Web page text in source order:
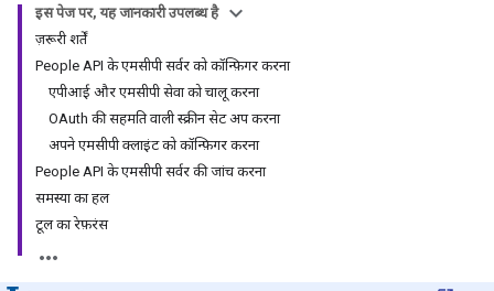
इस पेज पर, यह जानकारी उपलब्ध है
ज़रूरी शर्तें
People API के एमसीपी सर्वर को कॉन्फ़िगर करना
एपीआई और एमसीपी सेवा को चालू करना
OAuth की सहमति वाली स्क्रीन सेट अप करना
अपने एमसीपी क्लाइंट को कॉन्फ़िगर करना
People API के एमसीपी सर्वर की जांच करना
समस्या का हल
टूल का रेफ़रंस